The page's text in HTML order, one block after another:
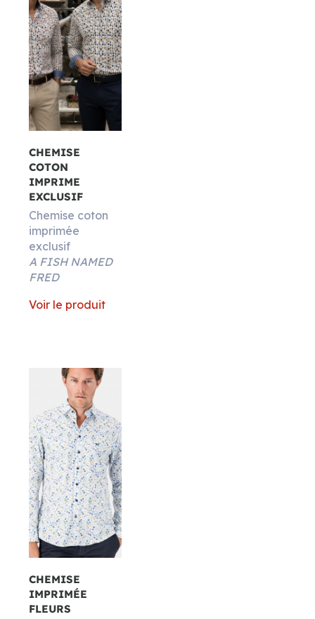
CHEMISE
COTON
IMPRIME
EXCLUSIF
Chemise coton
imprimée
exclusif
A FISH NAMED
FRED
Voir le produit
CHEMISE
IMPRIMÉE
FLEURS